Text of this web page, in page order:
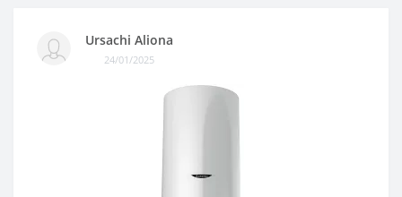
Ursachi Aliona
24/01/2025